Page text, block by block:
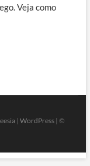
Veja como
| WordPress| ©